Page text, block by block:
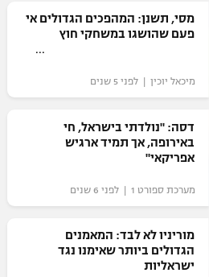
מסי, תשנן: המהפכים הגדולים אי
פעם שהושגו במשחקי חוץ
מיכאל יוכין | לפני 5 שנים
דסה: "נולדתי בישראל, חי
באירופה, אך תמיד ארגיש
אפריקאי"
מערכת ספורט 1 | לפני 6 שנים
מוריניו לא לבד: המאמנים
הגדולים ביותר שאימנו נגד
ישראליות